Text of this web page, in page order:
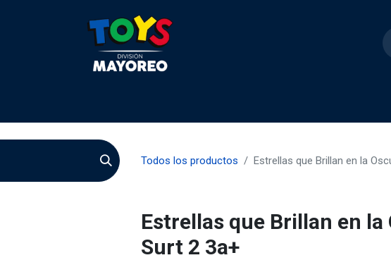
Todos los productos Estrellas que Brillan en la
Estrellas que Brillan en la
Surt 2 3a+